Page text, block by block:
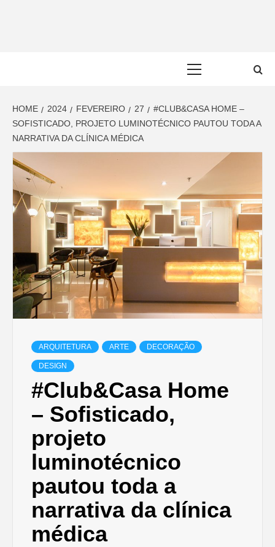
HOME 2024 FEVEREIRO 27
#CLUB&CASA HOME –
SOFISTICADO, PROJETO LUMINOTÉCNICO PAUTOU TODA A
NARRATIVA DA CLÍNICA MÉDICA
ARQUITETURA ARTE DECORAÇÃO
DESIGN
#Club&Casa Home
– Sofisticado,
projeto
luminotécnico
pautou toda a
narrativa da clínica
médica